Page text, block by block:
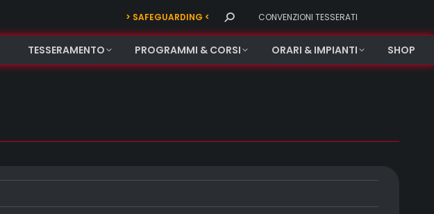
> SAFEGUARDING < Search: CONVENZIONI TESSERATI
TESSERAMENTO PROGRAMMI & CORSI ORARI & IMPIANTI SHOP